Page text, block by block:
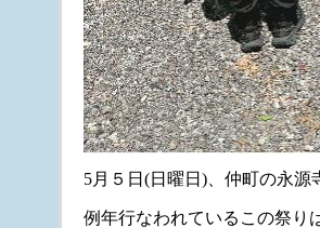
5月５日(日曜日)、仲町の永
例年行なわれているこの祭り